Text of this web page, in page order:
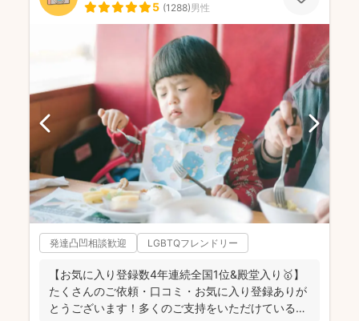
5 (1288)男性
発達凸凹相談歓迎 LGBTQフレンドリー
【お気に入り登録数4年連続全国1位&殿堂入り🥇】
たくさんのご依頼・口コミ・お気に入り登録ありが
とうございます！多くのご支持をいただけているこ